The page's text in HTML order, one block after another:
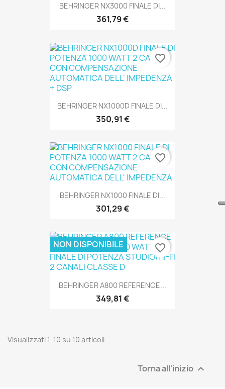
BEHRINGER NX3000 FINALE DI...
361,79 €
BEHRINGER NX1000D FINALE DI...
350,91 €
SOLO ONLINE
favorite_border
BEHRINGER NX1000 FINALE DI...
301,29 €
SOLO ONLINE
favorite_border
BEHRINGER A800 REFERENCE...
349,81 €
NON DISPONIBILE favorite_border
Visualizzati 1-10 su 10 articoli
Torna all'inizio 